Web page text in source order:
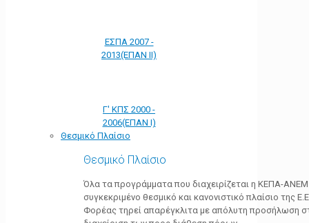
ΕΣΠΑ 2007 -
2013(ΕΠΑΝ ΙΙ)
Γ' ΚΠΣ 2000 -
2006(ΕΠΑΝ Ι)
Θεσμικό Πλαίσιο
Θεσμικό Πλαίσιο
Όλα τα προγράμματα που διαχειρίζεται η ΚΕΠΑ-
συγκεκριμένο θεσμικό και κανονιστικό πλαίσιο της
Φορέας τηρεί απαρέγκλιτα με απόλυτη προσήλωση